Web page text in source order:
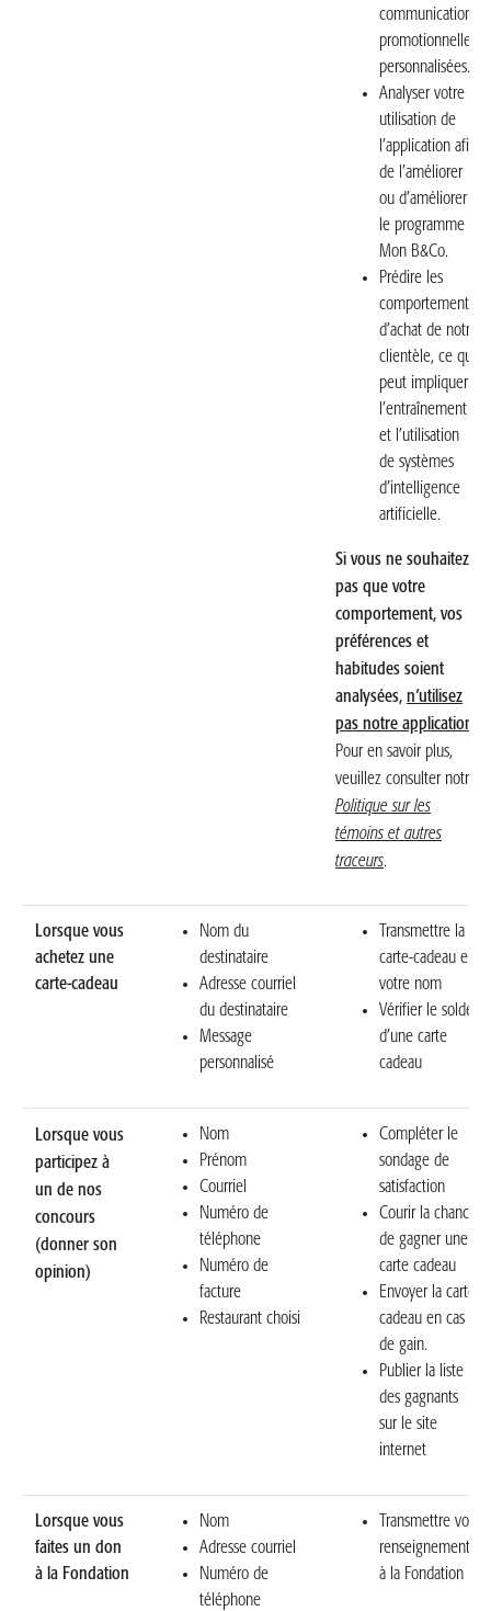
communications
promotionnelles
personnalisées.
Analyser votre
utilisation de
l’application afin
de l’améliorer
ou d’améliorer
le programme
Mon B&Co.
Prédire les
comportements
d’achat de notre
clientèle, ce qui
peut impliquer
l’entraînement
et l’utilisation
de systèmes
d’intelligence
artificielle.
Si vous ne souhaitez
pas que votre
comportement, vos
préférences et
habitudes soient
analysées, n’utilisez
pas notre application.
Pour en savoir plus,
veuillez consulter notre
Politique sur les
témoins et autres
traceurs.
Lorsque vous
achetez une
carte-cadeau
Nom du
destinataire
Adresse courriel
du destinataire
Message
personnalisé
Transmettre la
carte-cadeau en
votre nom
Vérifier le solde
d’une carte
cadeau
Lorsque vous
participez à
un de nos
concours
(donner son
opinion)
Nom
Prénom
Courriel
Numéro de
téléphone
Numéro de
facture
Restaurant choisi
Compléter le
sondage de
satisfaction
Courir la chance
de gagner une
carte cadeau
Envoyer la carte
cadeau en cas
de gain.
Publier la liste
des gagnants
sur le site
internet
Lorsque vous
faites un don
à la Fondation
Nom
Adresse courriel
Numéro de
téléphone
Transmettre vos
renseignements
à la Fondation